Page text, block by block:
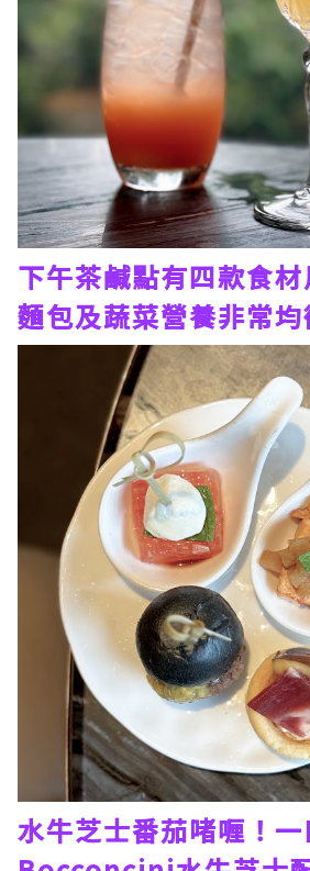
下午茶鹹點有四款食材
麵包及蔬菜營養非常均
水牛芝士番茄啫喱！